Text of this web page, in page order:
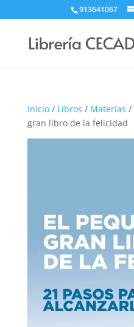
913641067
Inicio/ Libros / Materias /
gran libro de la felicidad